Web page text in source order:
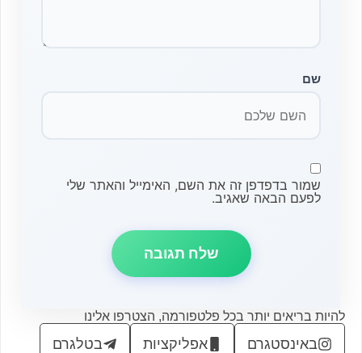
שם
שמור בדפדפן זה את השם, האימייל והאתר שלי
לפעם הבאה שאגיב.
להיות בריאים יותר בכל פלטפורמה, הצטרפו אלינו
באינסטגרם אפליקציות בטלגרם